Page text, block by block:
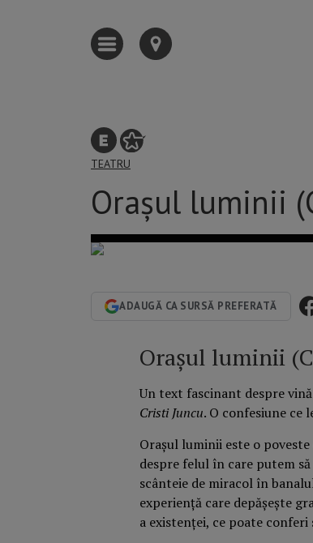
TEATRU
Orașul luminii
ADAUGĂ CA SURSĂ PREFERATĂ
Orașul luminii
Un text fascinant despre
Cristi Juncu. O confesiune ce
Orașul luminii este o
despre felul în care putem
scânteie de miracol în
experiență care depășește
a existenței, ce poate